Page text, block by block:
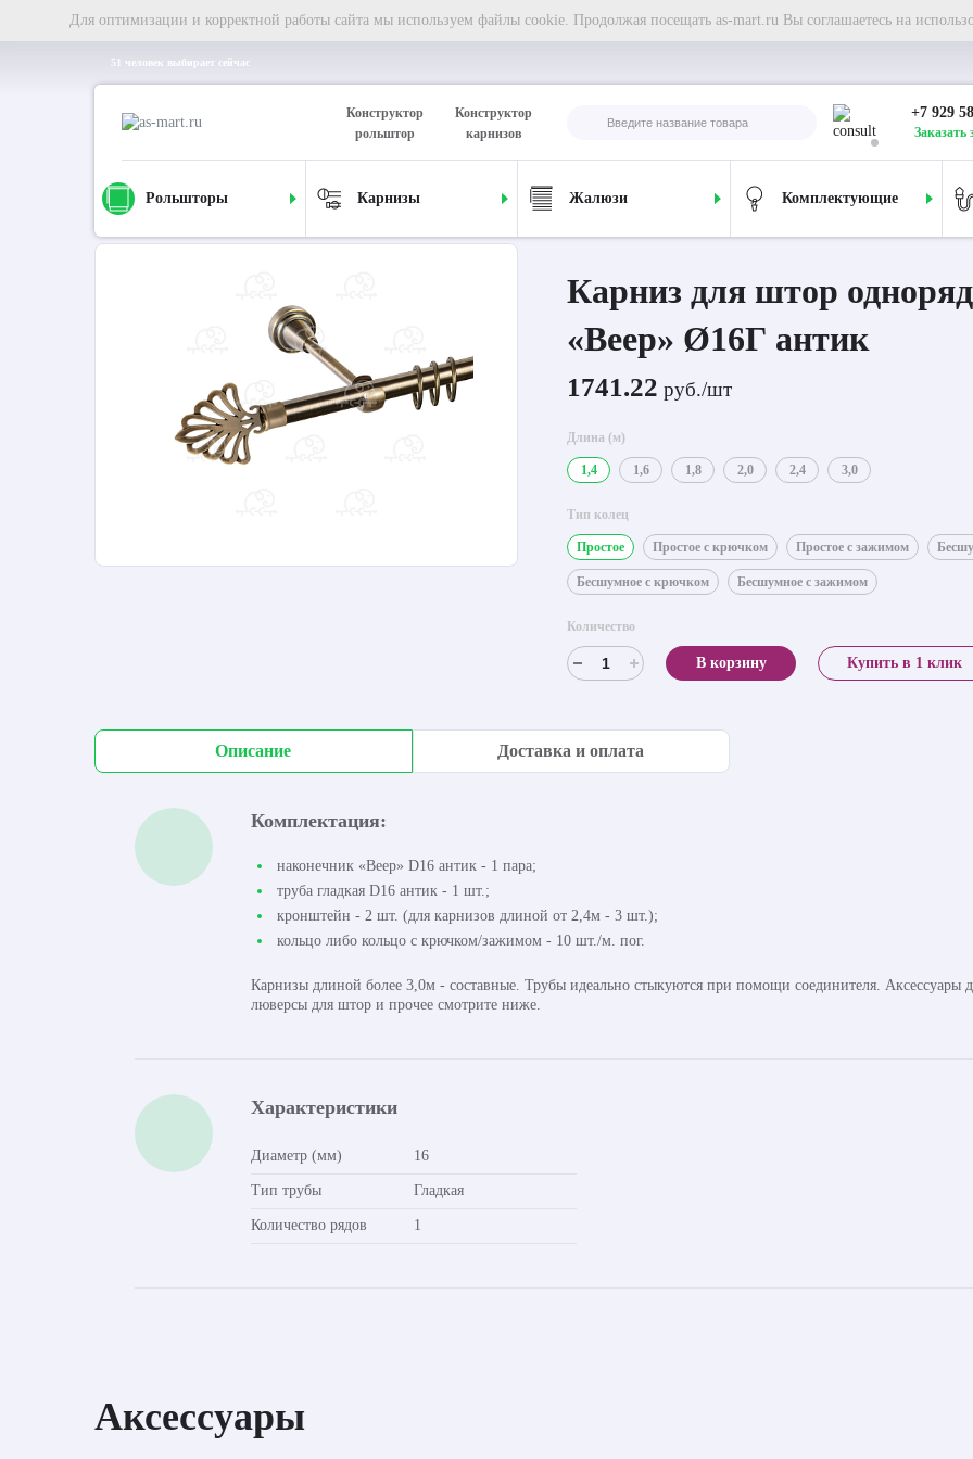
Для оптимизации и корректной работы сайта мы используем файлы cookie. Продолжая посещать as-mart.ru Вы соглашаетесь на
51 человек выбирает сейчас
Конструктор
рольштор
Конструктор
карнизов
+7 929
Заказать
Рольшторы Карнизы Жалюзи Комплектующие
Главная
Карниз для штор
«Веер» Ø16Г антик
1741.22 руб./шт
Длина (м)
1,4 1,6 1,8 2,0 2,4 3,0
Тип колец
Простое Простое с крючком Простое с зажимом
Бесшумное с крючком Бесшумное с зажимом
Количество
В корзину Купить в 1 клик
Описание Доставка и оплата
Комплектация:
наконечник «Веер» D16 антик - 1 пара;
труба гладкая D16 антик - 1 шт.;
кронштейн - 2 шт. (для карнизов длиной от 2,4м - 3 шт.);
кольцо либо кольцо с крючком/зажимом - 10 шт./м. пог.
Карнизы длиной более 3,0м - составные. Трубы идеально стыкуются при помощи соединителя. Аксессуары
люверсы для штор и прочее смотрите ниже.
Характеристики
Диаметр (мм) 16
Тип трубы Гладкая
Количество рядов 1
Аксессуары